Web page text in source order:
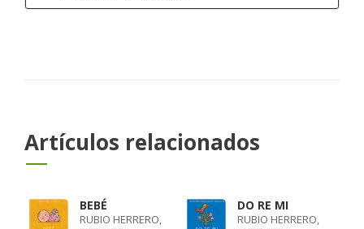
Artículos relacionados
BEBÉ
RUBIO HERRERO,
DO RE MI
RUBIO HERRERO,